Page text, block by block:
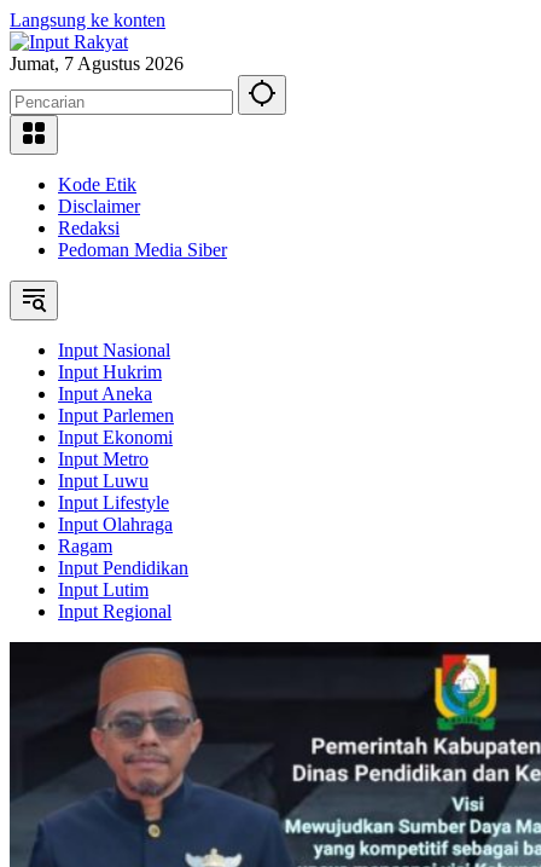
Langsung ke konten
Jumat, 7 Agustus 2026
Kode Etik
Disclaimer
Redaksi
Pedoman Media Siber
Input Nasional
Input Hukrim
Input Aneka
Input Parlemen
Input Ekonomi
Input Metro
Input Luwu
Input Lifestyle
Input Olahraga
Ragam
Input Pendidikan
Input Lutim
Input Regional